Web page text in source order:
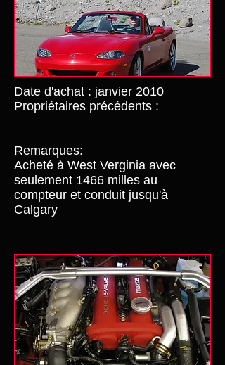
Date d'achat : janvier 2010
Propriétaires précédents :
Remarques:
Acheté à West Verginia avec
seulement 1466 milles au
compteur et conduit jusqu'à
Calgary